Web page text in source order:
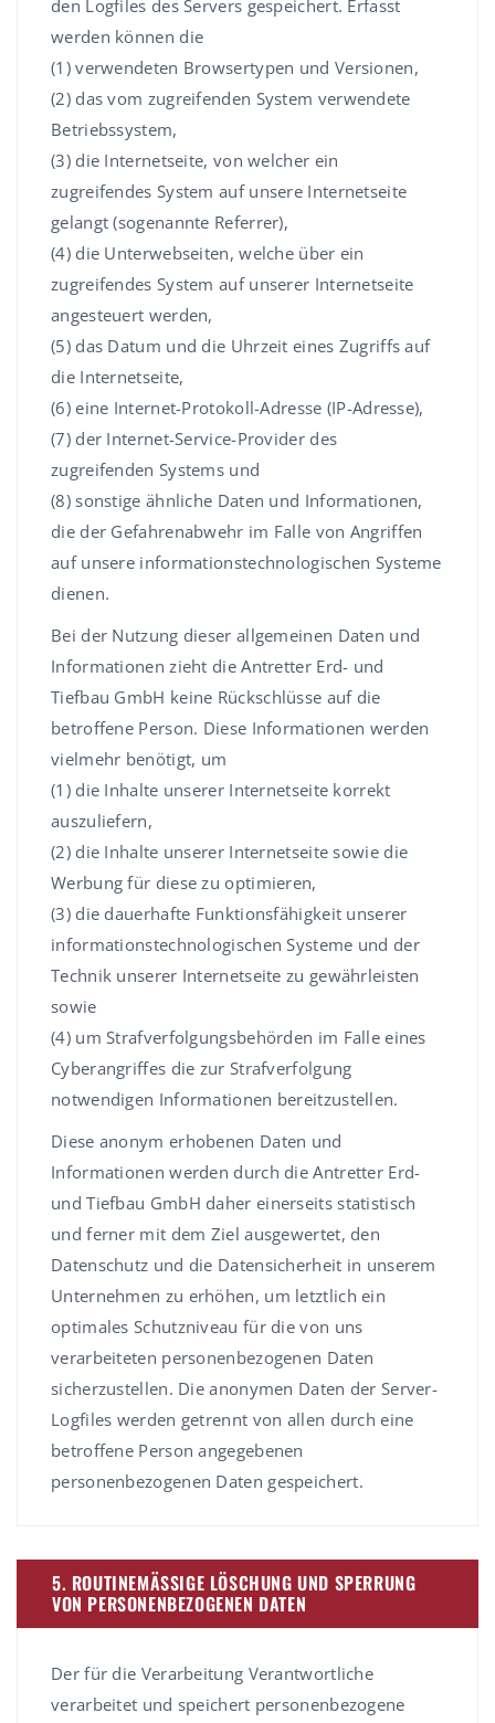
den Logfiles des Servers gespeichert. Erfasst
werden können die
(1) verwendeten Browsertypen und Versionen,
(2) das vom zugreifenden System verwendete
Betriebssystem,
(3) die Internetseite, von welcher ein
zugreifendes System auf unsere Internetseite
gelangt (sogenannte Referrer),
(4) die Unterwebseiten, welche über ein
zugreifendes System auf unserer Internetseite
angesteuert werden,
(5) das Datum und die Uhrzeit eines Zugriffs auf
die Internetseite,
(6) eine Internet-Protokoll-Adresse (IP-Adresse),
(7) der Internet-Service-Provider des
zugreifenden Systems und
(8) sonstige ähnliche Daten und Informationen,
die der Gefahrenabwehr im Falle von Angriffen
auf unsere informationstechnologischen Systeme
dienen.
Bei der Nutzung dieser allgemeinen Daten und
Informationen zieht die Antretter Erd- und
Tiefbau GmbH keine Rückschlüsse auf die
betroffene Person. Diese Informationen werden
vielmehr benötigt, um
(1) die Inhalte unserer Internetseite korrekt
auszuliefern,
(2) die Inhalte unserer Internetseite sowie die
Werbung für diese zu optimieren,
(3) die dauerhafte Funktionsfähigkeit unserer
informationstechnologischen Systeme und der
Technik unserer Internetseite zu gewährleisten
sowie
(4) um Strafverfolgungsbehörden im Falle eines
Cyberangriffes die zur Strafverfolgung
notwendigen Informationen bereitzustellen.
Diese anonym erhobenen Daten und
Informationen werden durch die Antretter Erd-
und Tiefbau GmbH daher einerseits statistisch
und ferner mit dem Ziel ausgewertet, den
Datenschutz und die Datensicherheit in unserem
Unternehmen zu erhöhen, um letztlich ein
optimales Schutzniveau für die von uns
verarbeiteten personenbezogenen Daten
sicherzustellen. Die anonymen Daten der Server-
Logfiles werden getrennt von allen durch eine
betroffene Person angegebenen
personenbezogenen Daten gespeichert.
5. ROUTINEMÄSSIGE LÖSCHUNG UND SPERRUNG V
ON PERSONENBEZOGENEN DATEN
Der für die Verarbeitung Verantwortliche
verarbeitet und speichert personenbezogene